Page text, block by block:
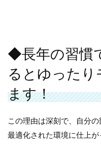
◆長年の習慣
るとゆったり
ます！
この理由は深刻で、自分
最適化された環境に仕上が